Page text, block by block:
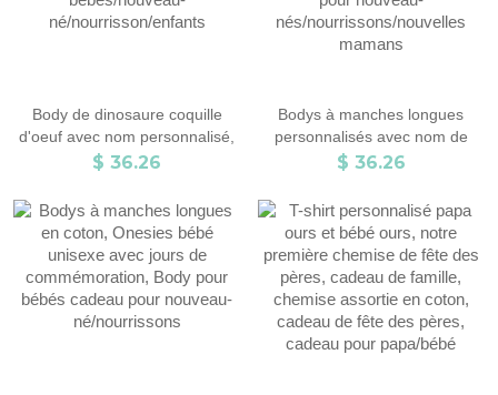
Body de dinosaure coquille
d'oeuf avec nom personnalisé,
grenouillères à manches
bébé, cadeau pour
bébés/nouveau-
né/nourrisson/enfants
$ 36.26
Bodys à manches longues
personnalisés avec nom de
dinosaure en coquille d'oeuf,
cadeau de bébés pour
nouveau-
nés/nourrissons/nouvelles
mamans
$ 36.26